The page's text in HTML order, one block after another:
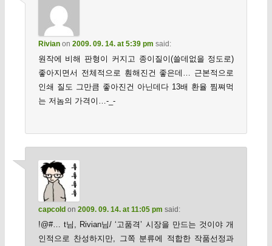
Rivianon 2009. 09. 14. at 5:39 pm said:
원작에 비해 판형이 커지고 종이질이(쓸데없을 정도로)
좋아지면서 전체적으로 훤해진건 좋은데… 근본적으로
인쇄 질도 그만큼 좋아진건 아닌데다 13배 환율 찜쪄먹
는 저놈의 가격이…-_-
capcold on 2009. 09. 14. at 11:05 pm said:
!@#… t님, Rivian님/ ‘고품격’ 시장을 만드는 것이야 개
인적으로 찬성하지만, 그쪽 분류에 적합한 작품선정과